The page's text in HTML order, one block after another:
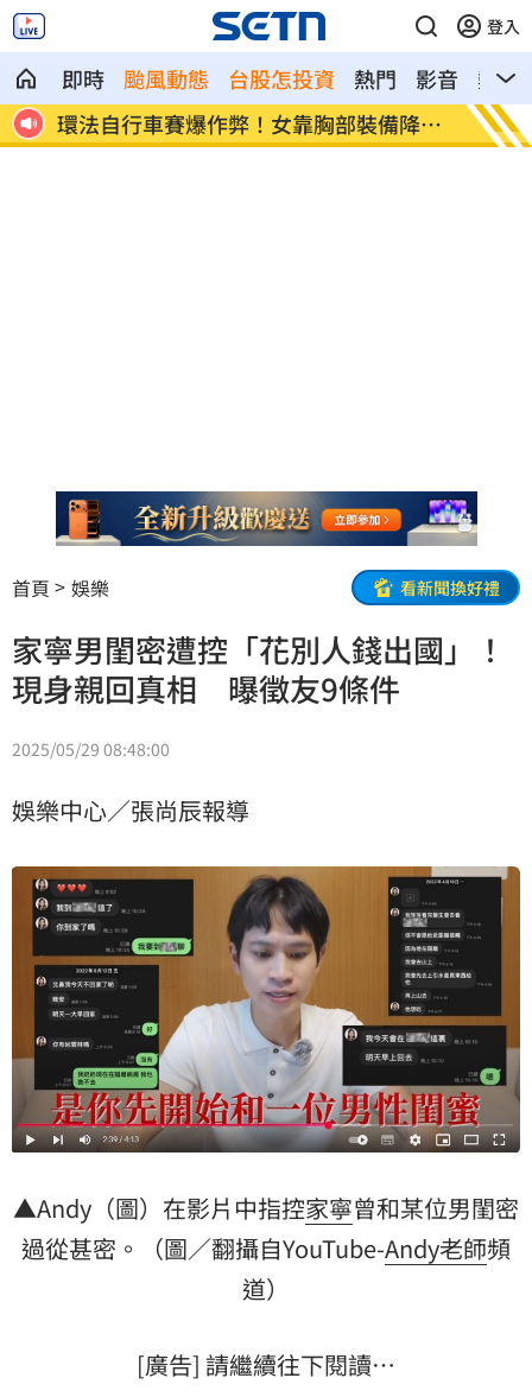
登入
即時 颱風動態 台股怎投資 熱門 影音
熱搜
風
學霸牙醫槓離職員工 為3萬筆電互告慘勝 俄羅
首頁 娛樂 看新聞換好禮
家寧男閨密遭控「花別人錢出國」！
現身親回真相 曝徵友9條件
2025/05/29 08:48:00
娛樂中心／張尚辰報導
▲Andy（圖）在影片中指控家寧曾和某位男閨密
過從甚密。（圖／翻攝自YouTube-Andy老師頻
道）
[廣告] 請繼續往下閱讀…